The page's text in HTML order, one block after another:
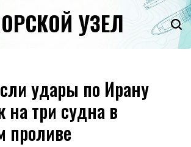
УЗЕЛ
удары по Ирану
на три судна в
проливе